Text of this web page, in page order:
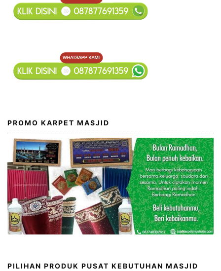
PROMO KARPET MASJID
PILIHAN PRODUK PUSAT KEBUTUHAN MASJID